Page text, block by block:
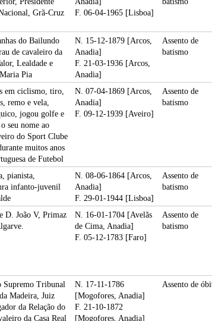
Grã-Cruz
F. 06-04-1965 [Lisboa]
do Bailundo
de cavaleiro da
Lealdade e
Pia
N. 15-12-1879 [Arcos,
Anadia]
F. 21-03-1936 [Arcos,
Anadia]
Assento de
batismo
em ciclismo, tiro,
remo e vela,
jogou golfe e
seu nome ao
do Sport Clube
muitos anos
de Futebol
N. 07-04-1869 [Arcos,
Anadia]
F. 09-12-1939 [Aveiro]
Assento de
batismo
pianista,
infanto-juvenil
N. 08-06-1864 [Arcos,
Anadia]
F. 29-01-1944 [Lisboa]
Assento de
batismo
D. João V, Primaz
N. 16-01-1704 [Avelãs
de Cima, Anadia]
F. 05-12-1783 [Faro]
Assento de
batismo
Supremo Tribunal
Madeira, Juiz
da Relação do
da Casa Real
N. 17-11-1786
[Mogofores, Anadia]
F. 21-10-1872
[Mogofores, Anadia]
Assento de